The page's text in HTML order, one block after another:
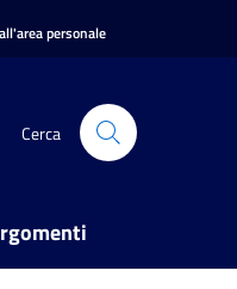
personale
Cerca